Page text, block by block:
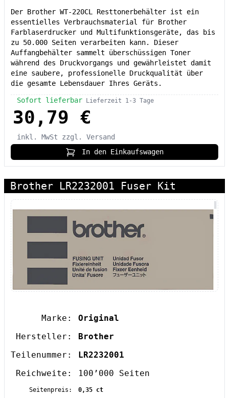
Der Brother WT-220CL Resttonerbehälter ist ein
essentielles Verbrauchsmaterial für Brother
Farblaserdrucker und Multifunktionsgeräte, das bis
zu 50.000 Seiten verarbeiten kann. Dieser
Auffangbehälter sammelt überschüssigen Toner
während des Druckvorgangs und gewährleistet damit
eine saubere, professionelle Druckqualität über
die gesamte Lebensdauer Ihres Geräts.
Sofort lieferbar Lieferzeit 1-3 Tage
30,79 €
inkl. MwSt
zzgl. Versand
In den Einkaufswagen
Brother LR2232001 Fuser Kit
Marke:
Original
Hersteller:
Brother
Teilenummer:
LR2232001
Reichweite:
100’000 Seiten
Seitenpreis:
0,35 ct